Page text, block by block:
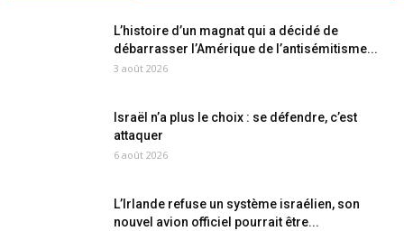
L’histoire d’un magnat qui a décidé de
débarrasser l’Amérique de l’antisémitisme...
3 août 2026
Israël n’a plus le choix : se défendre, c’est
attaquer
6 août 2026
L’Irlande refuse un système israélien, son
nouvel avion officiel pourrait être...